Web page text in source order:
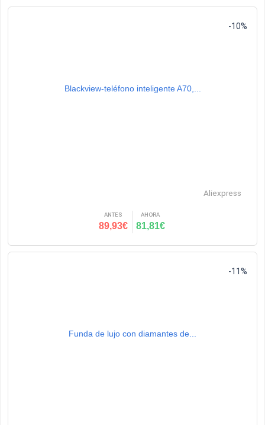
Blackview-teléfono inteligente A70,...
Aliexpress
ANTES
89,93€
AHORA
81,81€
-10%
Funda de lujo con diamantes de...
-11%